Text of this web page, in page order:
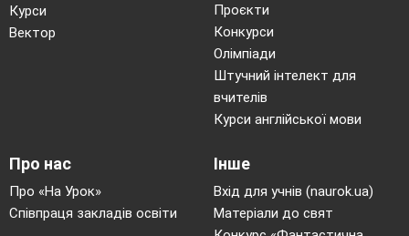
52.
55.
Ізотопи. Використання ізотопів.
Розв’язування завдань. Самостійна робота.
Радіоактивність, її природа і властивості.
Йонізаційна
дія радіоактивного
радіоактивний фон.
Курси
Вектор
Проєкти
Конкурси
Олімпіади
Штучний інтелект для
вчителів
Курси англійської мови
Про нас
Про «На Урок»
Співпраця закладів освіти
Інше
Вхід для учнів (naurok.ua)
Матеріали до свят